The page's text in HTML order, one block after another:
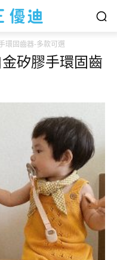
環固齒器-多款可選
矽膠手環固齒